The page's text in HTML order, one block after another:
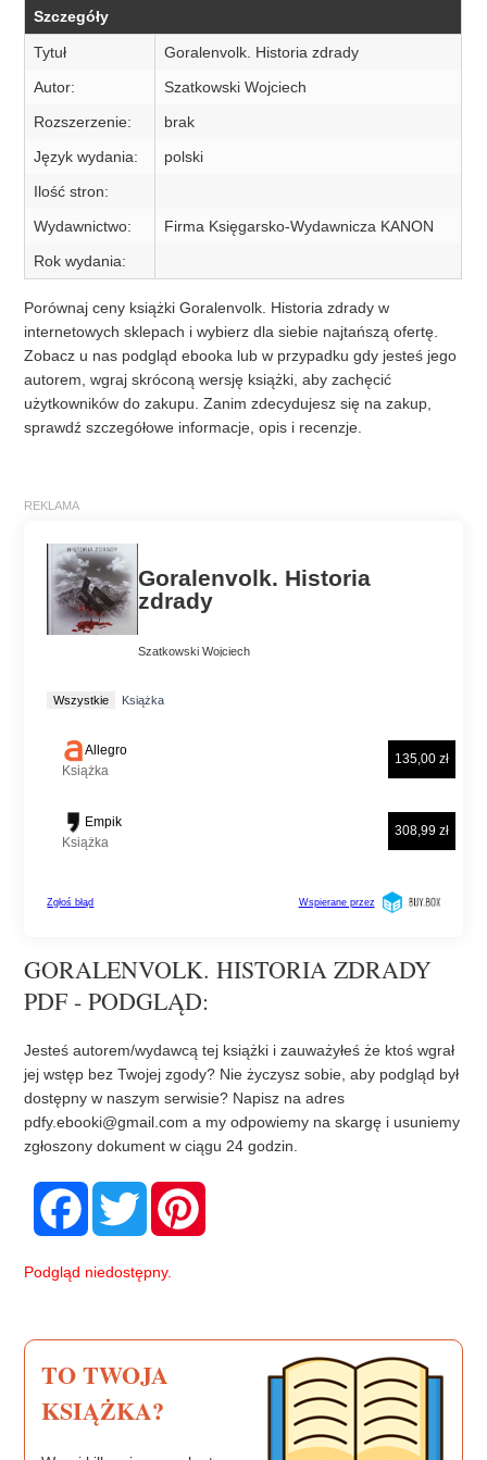
Szczegóły
Tytuł
Goralenvolk. Historia zdrady
Autor:
Szatkowski Wojciech
Rozszerzenie:
brak
Język wydania:
polski
Ilość stron:
Wydawnictwo:
Firma Księgarsko-Wydawnicza KANON
Rok wydania:
Porównaj ceny książki Goralenvolk. Historia zdrady w
internetowych sklepach i wybierz dla siebie najtańszą ofertę.
Zobacz u nas podgląd ebooka lub w przypadku gdy jesteś jego
autorem, wgraj skróconą wersję książki, aby zachęcić
użytkowników do zakupu. Zanim zdecydujesz się na zakup,
sprawdź szczegółowe informacje, opis i recenzje.
GORALENVOLK. HISTORIA ZDRADY
PDF - PODGLĄD:
Jesteś autorem/wydawcą tej książki i zauważyłeś że ktoś wgrał
jej wstęp bez Twojej zgody? Nie życzysz sobie, aby podgląd był
dostępny w naszym serwisie? Napisz na adres
pdfy.ebooki@gmail.com a my odpowiemy na skargę i usuniemy
zgłoszony dokument w ciągu 24 godzin.
F
o
T
w
e
Podgląd niedostępny.
TO TWOJA
KSIĄŻKA?